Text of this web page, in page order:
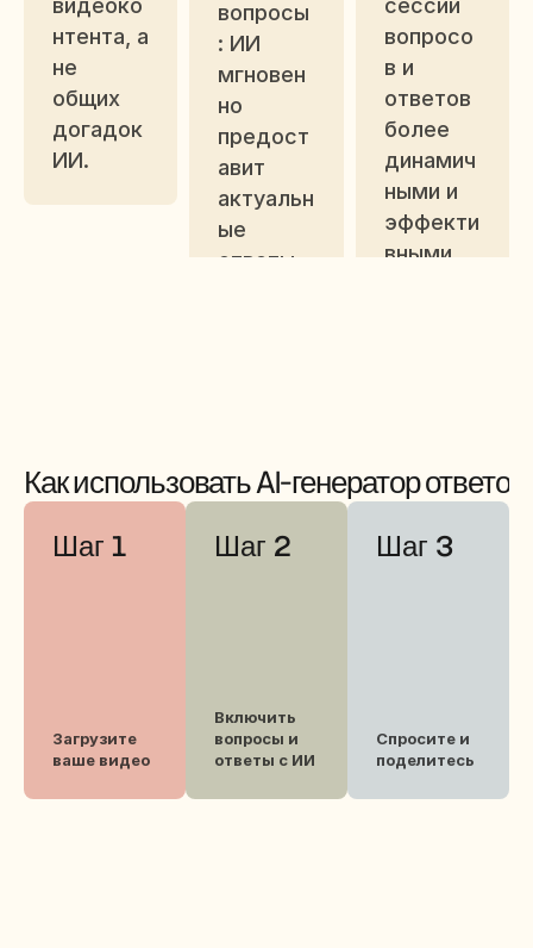
нтента, а
не
общих
догадок
ИИ.
вопросы
: ИИ
мгновен
но
предост
авит
актуальн
ые
ответы
вопросо
в и
ответов
более
динамич
ными и
эффекти
вными.
Как использовать AI-генератор
Шаг 1
Загрузите
ваше видео
Шаг 2
Включить
вопросы и
ответы с ИИ
Шаг 3
Спросите и
поделитесь